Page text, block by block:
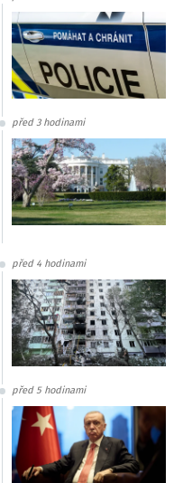
před 3 hodinami
před 4 hodinami
před 5 hodinami